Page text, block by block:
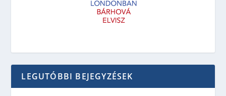
LEGUTÓBBI BEJEGYZÉSEK